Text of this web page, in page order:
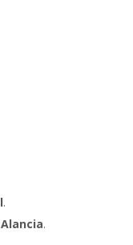
.
Alancia.